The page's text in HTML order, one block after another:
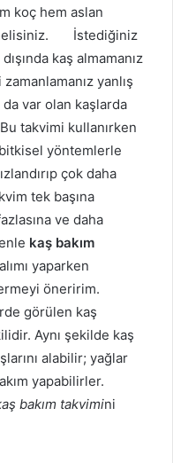
koç hem aslan
İstediğiniz
kaş almamanız
yanlış
var olan kaşlarda
takvimi kullanırken
yöntemlerle
çok daha
tek başına
ve daha
kaş bakım
yaparken
öneririm.
görülen kaş
Aynı şekilde kaş
alabilir; yağlar
yapabilirler.
bakım takvimini